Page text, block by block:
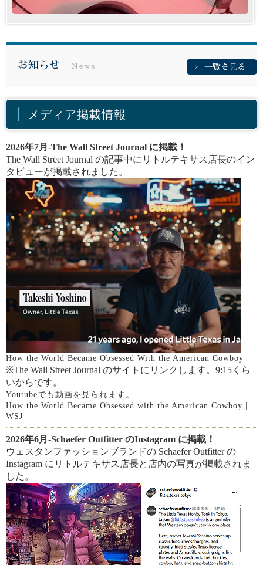
お知らせ News 一覧を見る
メディア掲載情報
2026年7月-The Wall Street Journal に掲載！
The Wall Street Journal の記事中にリトルテキサス店長のイン
タビューが掲載されました。
How the World Became Obsessed With the American Cowboy
※The Wall Street Journal のサイトにリンクします。9:15くら
いからです。
Youtubeでも動画を見られます。
How the World Became Obsessed with the American Cowboy |
WSJ
2026年6月-Schaefer Outfitter のInstagram に掲載！
ウェスタンファッションブランドの Schaefer Outfitter の
Instagram にリトルテキサス店長と店内の写真が掲載されま
した。